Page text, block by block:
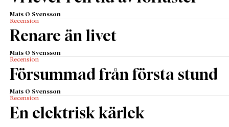
Mats O Svensson
Recension
Renare än livet
Mats O Svensson
Recension
Försummad från första stund
Mats O Svensson
Recension
En elektrisk kärlek